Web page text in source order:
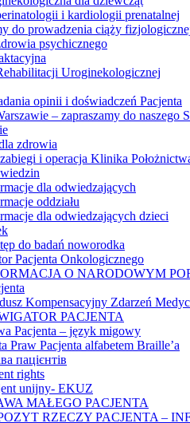
i kardiologii prenatalnej
do prowadzenia ciąży
psychicznego
Uroginekologicznej
opinii i doświadczeń Pacjenta
– zapraszamy do naszego
zdrowia
i operacja Klinika
dla odwiedzających
oddziału
dla odwiedzających dzieci
do badań noworodka
Pacjenta Onkologicznego
O NARODOWYM
Kompensacyjny Zdarzeń
PACJENTA
Pacjenta – język migowy
Praw Pacjenta alfabetem Braille’a
пацієнтів
rights
unijny- EKUZ
MAŁEGO PACJENTA
RZECZY PACJENTA –